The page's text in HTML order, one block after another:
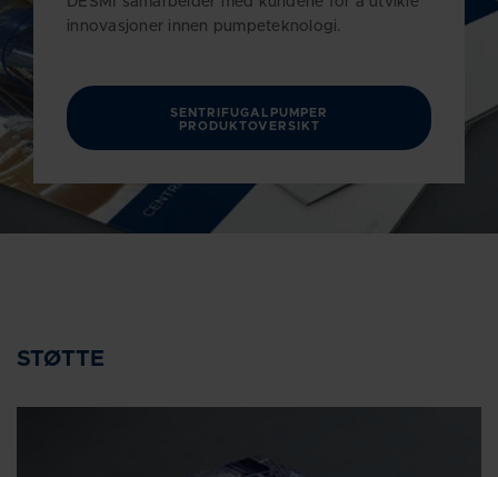
innovasjoner innen pumpeteknologi.
SENTRIFUGALPUMPER
PRODUKTOVERSIKT
STØTTE